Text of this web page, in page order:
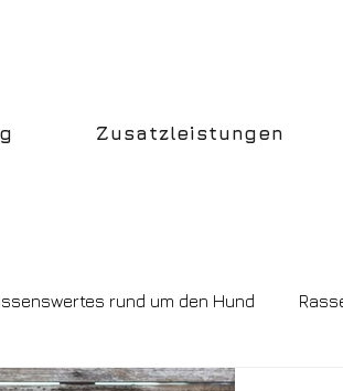
Zusatzleistungen
rund um den Hund